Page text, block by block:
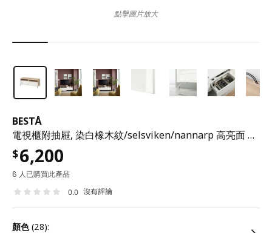
BESTÅ
電視櫃附抽屜, 染白橡木紋/selsviken/nannarp 高亮面 白色, 120x42x48 公分
$6,200
8 人已購買此產品
0.0 沒有評論
顏色(28):
點擊圖片放大